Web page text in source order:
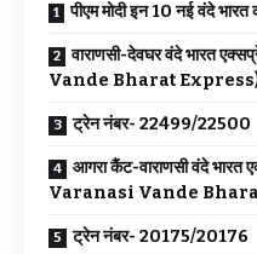
पीएम मोदी इन 10 नई वंदे भारत
वाराणसी-देवघर वंदे भारत
Vande Bharat
ट्रेन नंबर- 22499/22500
आगरा कैंट-वाराणसी वंदे
Varanasi Vande
ट्रेन नंबर- 20175/20176